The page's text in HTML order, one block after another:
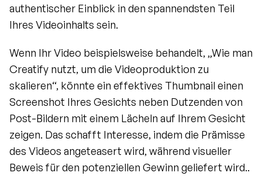
authentischer Einblick in den spannendsten Teil
Ihres Videoinhalts sein.
Wenn Ihr Video beispielsweise behandelt, „Wie man
Creatify nutzt, um die Videoproduktion zu
skalieren“, könnte ein effektives Thumbnail einen
Screenshot Ihres Gesichts neben Dutzenden von
Post-Bildern mit einem Lächeln auf Ihrem Gesicht
zeigen. Das schafft Interesse, indem die Prämisse
des Videos angeteasert wird, während visueller
Beweis für den potenziellen Gewinn geliefert wird..